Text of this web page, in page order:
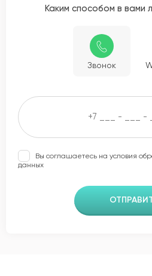
Каким способом в вами
Звонок
Вы соглашаетесь на условия
данных